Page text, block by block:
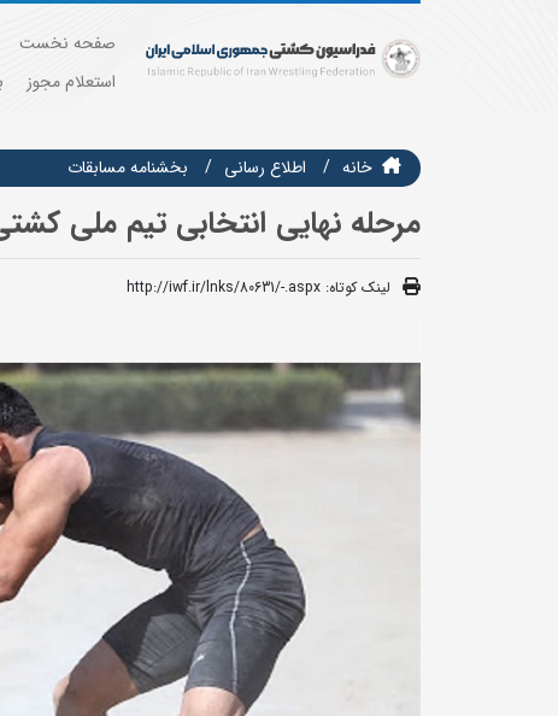
صفحه نخست
استعلام مجوز
خانه اطلاع رسانی بخشنامه مسابقات
مرحله نهایی انتخابی تیم ملی کشتی ساحلی روز
لینک کوتاه: http://iwf.ir/lnks/80631/-.aspx